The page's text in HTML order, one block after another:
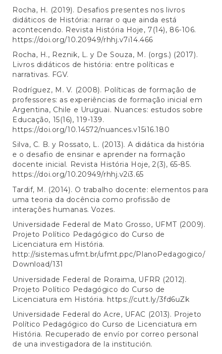
Rocha, H. (2019). Desafios presentes nos livros
didáticos de História: narrar o que ainda está
acontecendo. Revista História Hoje, 7(14), 86-106.
https://doi.org/10.20949/rhhj.v7i14.466
Rocha, H., Reznik, L. y De Souza, M. (orgs.) (2017).
Livros didáticos de história: entre políticas e
narrativas. FGV.
Rodríguez, M. V. (2008). Políticas de formação de
professores: as experiências de formação inicial em
Argentina, Chile e Uruguai. Nuances: estudos sobre
Educação, 15(16), 119-139.
https://doi.org/10.14572/nuances.v15i16.180
Silva, C. B. y Rossato, L. (2013). A didática da história
e o desafio de ensinar e aprender na formação
docente inicial. Revista História Hoje, 2(3), 65-85.
https://doi.org/10.20949/rhhj.v2i3.65
Tardif, M. (2014). O trabalho docente: elementos para
uma teoria da docência como profissão de
interações humanas. Vozes.
Universidade Federal de Mato Grosso, UFMT (2009).
Projeto Político Pedagógico do Curso de
Licenciatura em História.
http://sistemas.ufmt.br/ufmt.ppc/PlanoPedagogico/
Download/131
Universidade Federal de Roraima, UFRR (2012).
Projeto Político Pedagógico do Curso de
Licenciatura em História. https://cutt.ly/3fd6uZk
Universidade Federal do Acre, UFAC (2013). Projeto
Político Pedagógico do Curso de Licenciatura em
História. Recuperado de envío por correo personal
de una investigadora de la institución.